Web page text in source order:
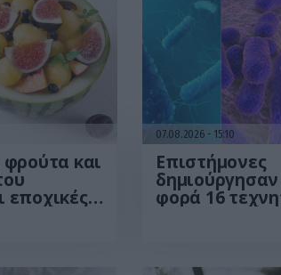
φρούτα και
εποχικές
07.08.2026 15:10
Επιστήμονες
φορά 16